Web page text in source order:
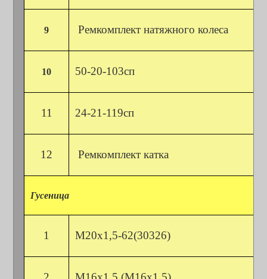
9 Ремкомплект натяжного колеса
10 50-20-103сп
11 24-21-119сп
12 Ремкомплект катка
Гусеница
1 М20х1,5-62(30326)